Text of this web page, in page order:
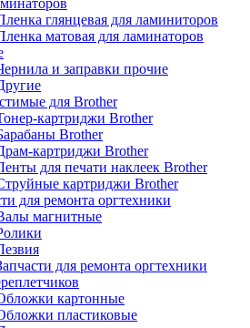
глянцевая для ламиниторов
матовая для ламинаторов
и заправки прочие
для Brother
картриджи Brother
Brother
картриджи Brother
для печати наклеек Brother
картриджи Brother
для ремонта оргтехники
магнитные
для ремонта оргтехники
картонные
пластиковые